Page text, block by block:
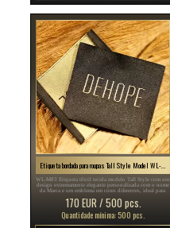
Etiqueta bordada para roupas Tall Style Model WL-M83
WL-M83 Etiqueta têxtil tecida modelo Tall Style com um
design extremamente elegante personalizada com o nome
da Marca e um emblema em cores diferentes, ideal para
170 EUR / 500 pcs.
Quantidade mínima: 500 pcs.